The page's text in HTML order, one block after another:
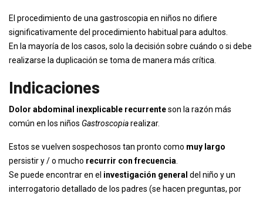
El procedimiento de una gastroscopia en niños no difiere
significativamente del procedimiento habitual para adultos.
En la mayoría de los casos, solo la decisión sobre cuándo o si debe
realizarse la duplicación se toma de manera más crítica.
Indicaciones
Dolor abdominal inexplicable recurrenteson la razón más
común en los niños Gastroscopiarealizar.
Estos se vuelven sospechosos tan pronto como muy largo
persistir y / o mucho recurrir con frecuencia
Se puede encontrar en el investigación general del niño y un
interrogatorio detallado de los padres (se hacen preguntas, por